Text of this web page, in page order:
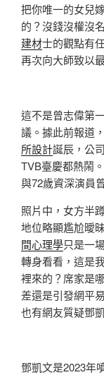
把你唯一的女兒
的？沒錢沒權沒
建材士的觀點有
再次向大師致以
這不是曾志偉第
議。據此前報道
所設計誕辰，公
TVB臺慶都熱鬧
與72歲資深演員
照片中，女方半
地位略顯尷尬曖
間心理學只是一
轉身看看，這是
裡來的？席家是
差還是引發網平
也有網友質疑鄧
鄧凱文是2023年